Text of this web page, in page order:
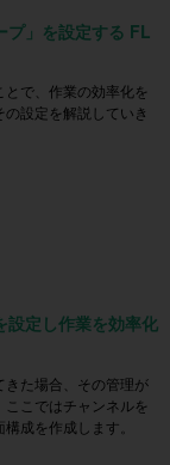
プ」を設定する FL
で、作業の効率化を
設定を解説していき
設定し作業を効率化
た場合、その管理が
こではチャンネルを
成を作成します。